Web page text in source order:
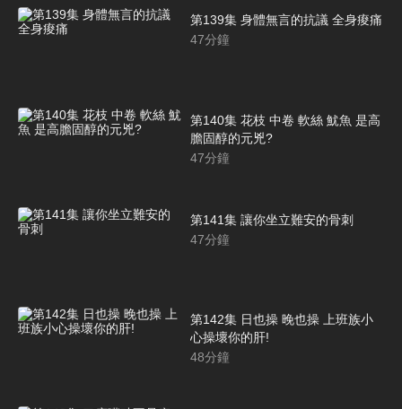
第139集 身體無言的抗議 全身痠痛
47分鐘
第140集 花枝 中卷 軟絲 魷魚 是高
膽固醇的元兇?
47分鐘
第141集 讓你坐立難安的骨刺
47分鐘
第142集 日也操 晚也操 上班族小
心操壞你的肝!
48分鐘